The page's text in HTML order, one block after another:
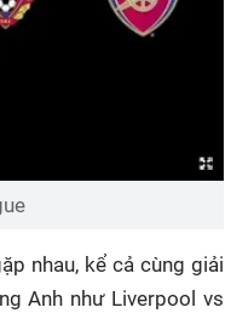
nhau, kể cả cùng giải
Anh như Liverpool vs